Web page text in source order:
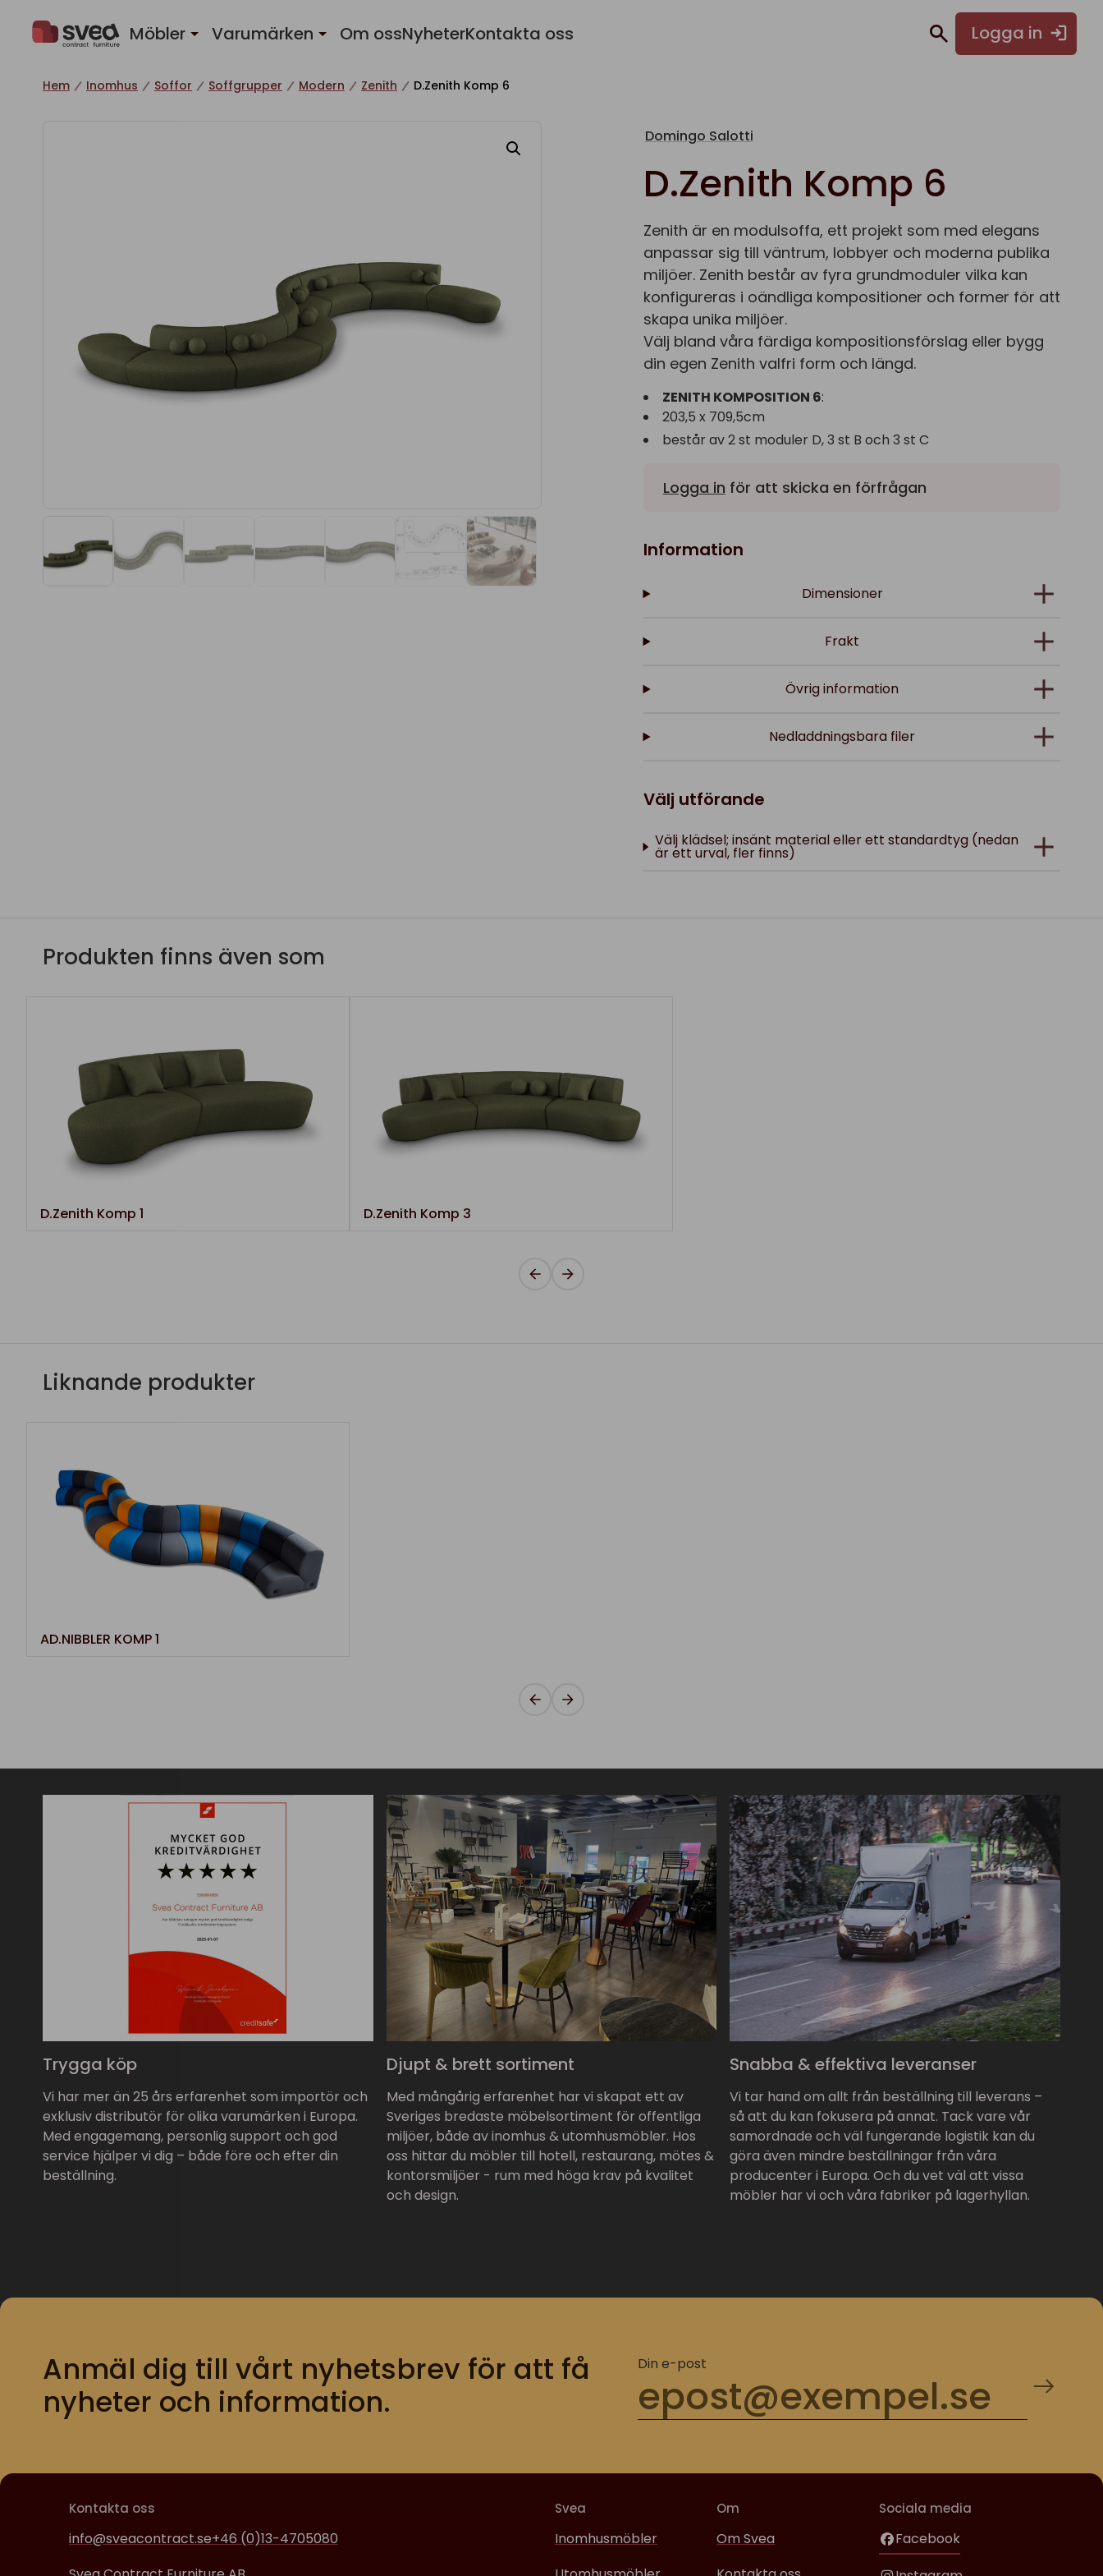
Möbler Varumärken Om ossNyheterKontakta oss Logga in
Hem Inomhus Soffor Soffgrupper Modern Zenith D.Zenith Komp 6
Domingo Salotti
D.Zenith Komp 6
Zenith är en modulsoffa, ett projekt som med elegans
anpassar sig till väntrum, lobbyer och moderna publika
miljöer. Zenith består av fyra grundmoduler vilka kan
konfigureras i oändliga kompositioner och former för att
skapa unika miljöer.
Välj bland våra färdiga kompositionsförslag eller bygg
din egen Zenith valfri form och längd.
ZENITH KOMPOSITION 6:
203,5 x 709,5cm
består av 2 st moduler D, 3 st B och 3 st C
Logga in för att skicka en förfrågan
Information
Dimensioner
Frakt
Övrig information
Nedladdningsbara filer
Välj utförande
Välj klädsel; insänt material eller ett standardtyg (nedan
är ett urval, fler finns)
Produkten finns även som
D.Zenith Komp 1 D.Zenith Komp 3
Liknande produkter
AD.NIBBLER KOMP 1
Trygga köp
Vi har mer än 25 års erfarenhet som importör och
exklusiv distributör för olika varumärken i Europa.
Med engagemang, personlig support och god
service hjälper vi dig – både före och efter din
beställning.
Djupt & brett sortiment
Med mångårig erfarenhet har vi skapat ett av
Sveriges bredaste möbelsortiment för offentliga
miljöer, både av inomhus & utomhusmöbler. Hos
oss hittar du möbler till hotell, restaurang, mötes &
kontorsmiljöer - rum med höga krav på kvalitet
och design.
Snabba & effektiva leveranser
Vi tar hand om allt från beställning till leverans –
så att du kan fokusera på annat. Tack vare vår
samordnade och väl fungerande logistik kan du
göra även mindre beställningar från våra
producenter i Europa. Och du vet väl att vissa
möbler har vi och våra fabriker på lagerhyllan.
Anmäl dig till vårt nyhetsbrev för att få
nyheter och information.
Din e-post
Kontakta oss
info@sveacontract.se+46 (0)13-4705080
Svea
Inomhusmöbler
Om
Om Svea
Sociala media
Facebook